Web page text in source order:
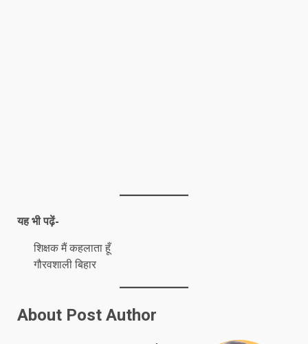
यह भी पढ़ें-
शिक्षक मैं कहलाता हूँ
गौरवशाली बिहार
About Post Author